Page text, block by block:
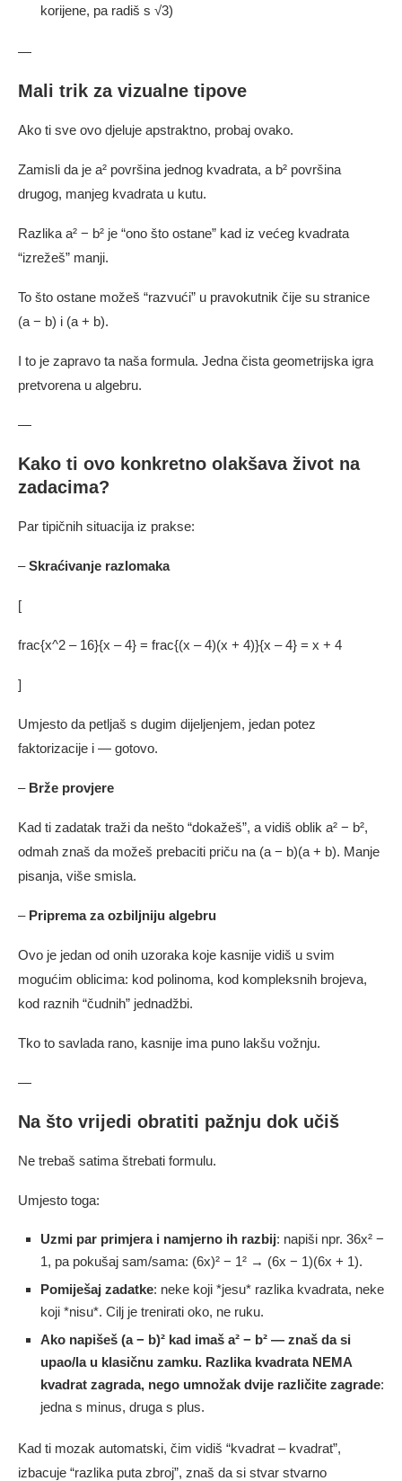
korijene, pa radiš s √3)
—
Mali trik za vizualne tipove
Ako ti sve ovo djeluje apstraktno, probaj ovako.
Zamisli da je a² površina jednog kvadrata, a b² površina
drugog, manjeg kvadrata u kutu.
Razlika a² − b² je “ono što ostane” kad iz većeg kvadrata
“izrežeš” manji.
To što ostane možeš “razvući” u pravokutnik čije su stranice
(a − b) i (a + b).
I to je zapravo ta naša formula. Jedna čista geometrijska igra
pretvorena u algebru.
—
Kako ti ovo konkretno olakšava život na
zadacima?
Par tipičnih situacija iz prakse:
–Skraćivanje razlomaka
[
frac{x^2 – 16}{x – 4} = frac{(x – 4)(x + 4)}{x – 4} = x + 4
]
Umjesto da petljaš s dugim dijeljenjem, jedan potez
faktorizacije i — gotovo.
– Brže provjere
Kad ti zadatak traži da nešto “dokažeš”, a vidiš oblik a² − b²,
odmah znaš da možeš prebaciti priču na (a − b)(a + b). Manje
pisanja, više smisla.
– Priprema za ozbiljniju algebru
Ovo je jedan od onih uzoraka koje kasnije vidiš u svim
mogućim oblicima: kod polinoma, kod kompleksnih brojeva,
kod raznih “čudnih” jednadžbi.
Tko to savlada rano, kasnije ima puno lakšu vožnju.
—
Na što vrijedi obratiti pažnju dok učiš
Ne trebaš satima štrebati formulu.
Umjesto toga:
Uzmi par primjera i namjerno ih razbij: napiši npr. 36x² −
1, pa pokušaj sam/sama: (6x)² − 1² → (6x − 1)(6x + 1).
Pomiješaj zadatke: neke koji *jesu* razlika kvadrata, neke
koji *nisu*. Cilj je trenirati oko, ne ruku.
Ako napišeš (a − b)² kad imaš a² − b² — znaš da si
upao/la u klasičnu zamku. Razlika kvadrata NEMA
kvadrat zagrada, nego umnožak dvije različite zagrade:
jedna s minus, druga s plus.
Kad ti mozak automatski, čim vidiš “kvadrat – kvadrat”,
izbacuje “razlika puta zbroj”, znaš da si stvar stvarno